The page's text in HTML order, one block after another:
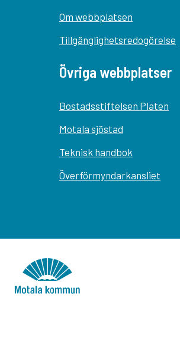
Om webbplatsen
Tillgänglighetsredogörelse
Övriga webbplatser
Bostadsstiftelsen Platen
Motala sjöstad
Teknisk handbok
Överförmyndarkansliet